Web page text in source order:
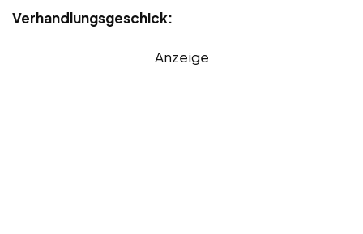
Verhandlungsgeschick:
Anzeige